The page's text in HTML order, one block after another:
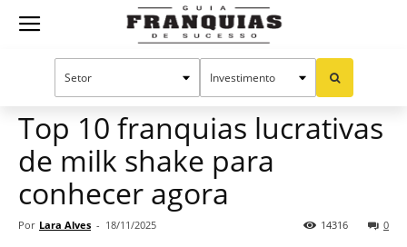
Guia
Franquias por setor Alimentação Oportunidades e tendências
Top 10 franquias lucrativas
de milk shake para
conhecer agora
Por Lara Alves - 18/11/2025 0
14316